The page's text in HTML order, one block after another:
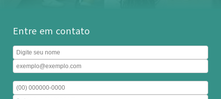
Entre em contato